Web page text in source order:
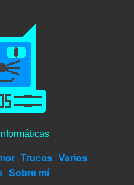
Trucos
Varios
Sobre mí